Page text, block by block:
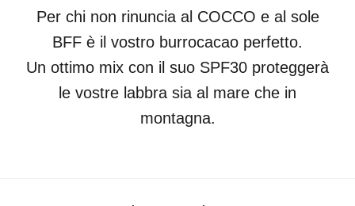
Per chi non rinuncia al COCCO e al sole
BFF è il vostro burrocacao perfetto.
Un ottimo mix con il suo SPF30 proteggerà
le vostre labbra sia al mare che in
montagna.